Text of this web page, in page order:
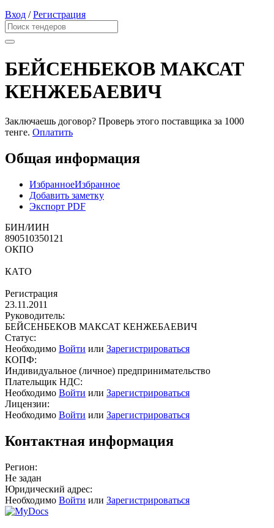
Вход /Регистрация
БЕЙСЕНБЕКОВ МАКСАТ
КЕНЖЕБАЕВИЧ
Заключаешь договор? Проверь этого поставщика за 1000
тенге. Оплатить
Общая информация
ИзбранноеИзбранное
Добавить заметку
Экспорт PDF
БИН/ИИН
890510350121
ОКПО
КАТО
Регистрация
23.11.2011
Руководитель:
БЕЙСЕНБЕКОВ МАКСАТ КЕНЖЕБАЕВИЧ
Статус:
Необходимо Войти или Зарегистрироваться
КОПФ:
Индивидуальное (личное) предпринимательство
Плательщик НДС:
Необходимо Войти или Зарегистрироваться
Лицензии:
Необходимо Войти или Зарегистрироваться
Контактная информация
Регион:
Не задан
Юридический адрес:
Необходимо Войти или Зарегистрироваться